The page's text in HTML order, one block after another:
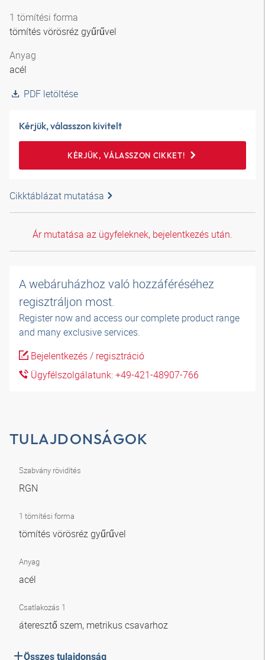
1 tömítési forma
tömítés vörösréz gyűrűvel
Anyag
acél
PDF letöltése
Kérjük, válasszon kivitelt
KÉRJÜK, VÁLASSZON CIKKET!
Cikktáblázat mutatása
Ár mutatása az ügyfeleknek, bejelentkezés után.
A webáruházhoz való hozzáféréséhez
regisztráljon most.
Register now and access our complete product range
and many exclusive services.
Bejelentkezés / regisztráció
Ügyfélszolgálatunk: +49-421-48907-766
TULAJDONSÁGOK
Szabvány rövidítés
RGN
1 tömítési forma
tömítés vörösréz gyűrűvel
Anyag
acél
Csatlakozás 1
áteresztő szem, metrikus csavarhoz
Összes tulajdonság